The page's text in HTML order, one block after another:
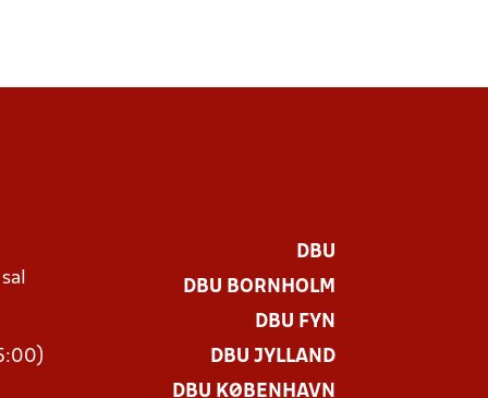
DBU
DBU BORNHOLM
DBU FYN
DBU JYLLAND
DBU KØBENHAVN